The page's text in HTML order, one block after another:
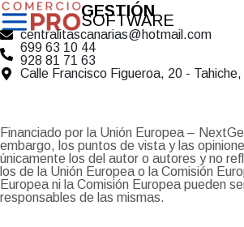
GESTIÓN
SOFTWARE
centralitascanarias@hotmail.com
699 63 10 44
928 81 71 63
Calle Francisco Figueroa, 20 -
Financiado por la Unión Europea –
embargo, los puntos de vista y las
únicamente los del autor o autores y no
los de la Unión Europea o la Comisión
Europea ni la Comisión Europea pueden
responsables de las mismas.